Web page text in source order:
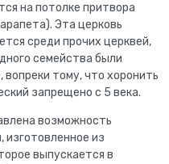
на потолке притвора
Эта церковь
среди прочих церквей,
семейства были
тому, что хоронить
запрещено с 5 века.
возможность
изготовленное из
выпускается в